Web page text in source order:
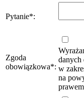
Pytanie*:
Zgoda
obowiązkowa*:
danych
w
na